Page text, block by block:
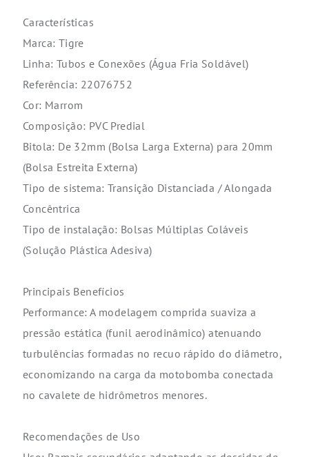
Características
Marca: Tigre
Linha: Tubos e Conexões (Água Fria Soldável)
Referência: 22076752
Cor: Marrom
Composição: PVC Predial
Bitola: De 32mm (Bolsa Larga Externa) para 20mm
(Bolsa Estreita Externa)
Tipo de sistema: Transição Distanciada / Alongada
Concêntrica
Tipo de instalação: Bolsas Múltiplas Coláveis
(Solução Plástica Adesiva)
Principais Benefícios
Performance: A modelagem comprida suaviza a
pressão estática (funil aerodinâmico) atenuando
turbulências formadas no recuo rápido do diâmetro,
economizando na carga da motobomba conectada
no cavalete de hidrômetros menores.
Recomendações de Uso